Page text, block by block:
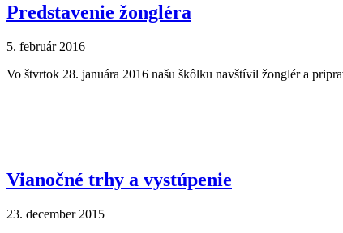
Predstavenie žongléra
5. február 2016
Vo štvrtok 28. januára 2016 našu škôlku navštívil žonglér a
Vianočné trhy a vystúpenie
23. december 2015